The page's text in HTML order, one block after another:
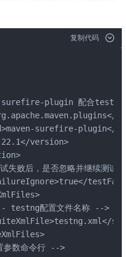
复制代码
plugin 配合testng
surefire-plugin</
version>
败后，是否忽略并继续测试
testng配置文件名称 -->
数命令行 -->